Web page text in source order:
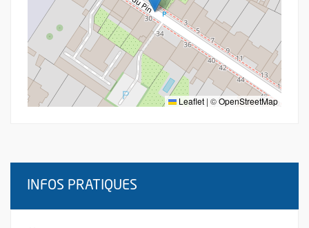
Leaflet | ©OpenStreetMap
INFOS PRATIQUES